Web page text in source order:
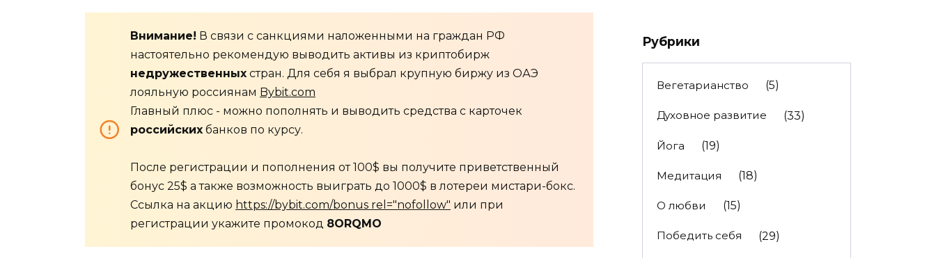
Внимание! В связи с санкциями наложенными на граждан РФ
настоятельно рекомендую выводить активы из криптобирж
недружественных стран. Для себя я выбрал крупную биржу из ОАЭ
лояльную россиянам Bybit.com
Главный плюс - можно пополнять и выводить средства с карточек
российских банков по курсу.
После регистрации и пополнения от 100$ вы получите приветственный
бонус 25$ а также возможность выиграть до 1000$ в лотереи мистари-бокс.
Ссылка на акцию https://bybit.com/bonus rel="nofollow" или при
регистрации укажите промокод 8ORQMO
Рубрики
Вегетарианство (5)
Духовное развитие (33)
Йога (19)
Медитация (18)
О любви (15)
Победить себя (29)